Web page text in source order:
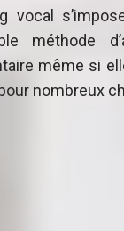
vocal
méthode
même si
nombreux